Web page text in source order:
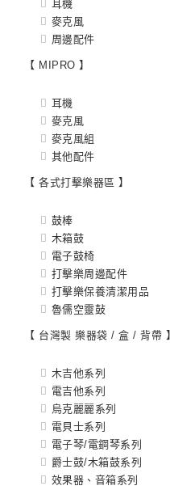
耳機
麥克風
周邊配件
【 MIPRO 】
耳機
麥克風
麥克風組
其他配件
【 各式打擊樂器區 】
鼓棒
木箱鼓
電子鼓椅
打擊樂周邊配件
打擊樂保養清潔用品
魯儒空靈鼔
【 台灣製 樂器袋 / 盒 / 背帶 】
木吉他系列
電吉他系列
烏克麗麗系列
電貝士系列
電子琴/電鋼琴系列
爵士鼓/木箱鼓系列
效果器、音箱系列